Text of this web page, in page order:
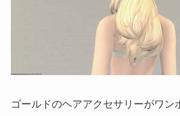
ゴールドのヘアアクセサリーがワン